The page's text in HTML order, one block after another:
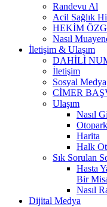
Randevu Al
Acil Sağlık
HEKİM
Nasıl
İletişim & Ulaşım
DAHİLİ
İletişim
Sosyal Medya
CİMER
Ulaşım
Nasıl
Harita
Halk
Sık Sorulan
Hasta
Bir
Nasıl
Dijital Medya